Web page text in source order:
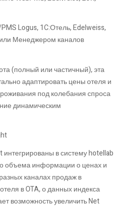
Logus, 1C:Отель, Edelweiss,
Менеджером каналов
(полный или частичный), эта
адаптировать цены отеля и
под колебания спроса
динамическим
в систему hotellab
объема информации о ценах и
каналах продаж в
в OTA, о данных индекса
возможность увеличить Net